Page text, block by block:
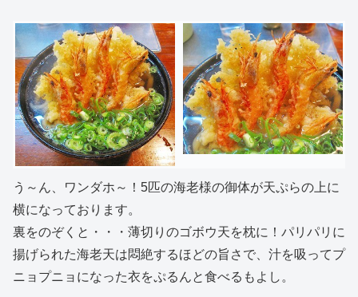
う～ん、ワンダホ～！5匹の海老様の御体が天ぷらの上に
横になっております。
裏をのぞくと・・・薄切りのゴボウ天を枕に！パリパリに
揚げられた海老天は悶絶するほどの旨さで、汁を吸ってプ
ニョプニョになった衣をぷるんと食べるもよし。